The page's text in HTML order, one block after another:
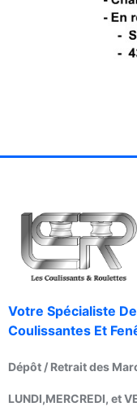
Votre Spécialiste
Coulissantes Et
Dépôt / Retrait des
LUNDI,MERCREDI, et